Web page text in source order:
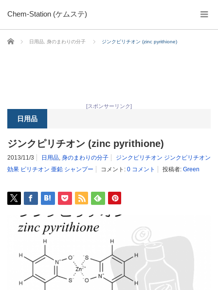
Chem-Station (ケムステ)
ホーム 日用品 身のまわりの分子 ジンクピリチオン (zinc pyrithione)
[スポンサーリンク]
日用品
ジンクピリチオン (zinc pyrithione)
2013/11/3 日用品, 身のまわりの分子
ジンクピリチオン ジンクピリチオン
効果 ピリチオン 亜鉛 シャンプー
コメント: 0 コメント 投稿者: Green